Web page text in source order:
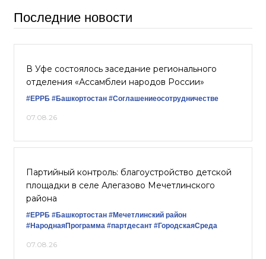
Последние новости
В Уфе состоялось заседание регионального
отделения «Ассамблеи народов России»
#ЕРРБ #Башкортостан #Соглашениеосотрудничестве
07.08.26
Партийный контроль: благоустройство детской
площадки в селе Алегазово Мечетлинского
района
#ЕРРБ #Башкортостан #Мечетлинский район
#НароднаяПрограмма #партдесант #ГородскаяСреда
07.08.26